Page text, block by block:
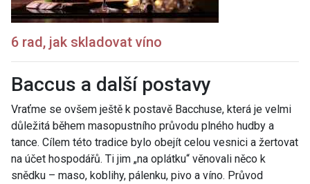
6 rad, jak skladovat víno
Baccus a další postavy
Vraťme se ovšem ještě k postavě Bacchuse, která je velmi
důležitá během masopustního průvodu plného hudby a
tance. Cílem této tradice bylo obejít celou vesnici a žertovat
na účet hospodářů. Ti jim „na oplátku“ věnovali něco k
snědku – maso, koblihy, pálenku, pivo a víno. Průvod